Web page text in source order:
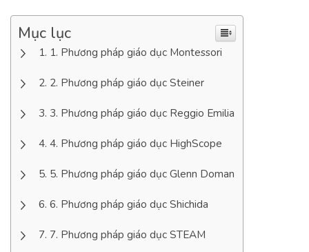
Mục lục
1. Phương pháp giáo dục Montessori
2. Phương pháp giáo dục Steiner
3. Phương pháp giáo dục Reggio Emilia
4. Phương pháp giáo dục HighScope
5. Phương pháp giáo dục Glenn Doman
6. Phương pháp giáo dục Shichida
7. Phương pháp giáo dục STEAM